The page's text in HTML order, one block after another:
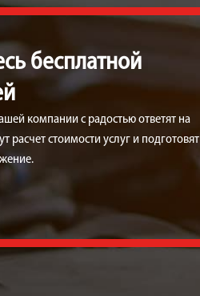
бесплатной
компании с радостью ответят на
расчет стоимости услуг и подготовят